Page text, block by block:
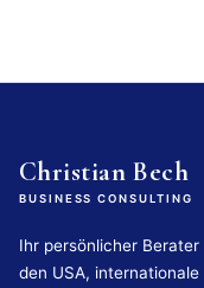
Christian Bech
BUSINESS CONSULTING
Ihr persönlicher
den USA,